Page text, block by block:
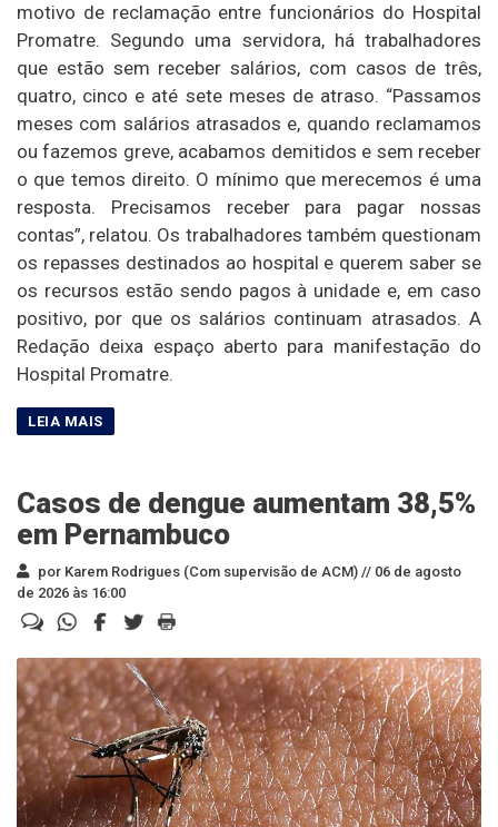
motivo de reclamação entre funcionários do Hospital
Promatre. Segundo uma servidora, há trabalhadores
que estão sem receber salários, com casos de três,
quatro, cinco e até sete meses de atraso. “Passamos
meses com salários atrasados e, quando reclamamos
ou fazemos greve, acabamos demitidos e sem receber
o que temos direito. O mínimo que merecemos é uma
resposta. Precisamos receber para pagar nossas
contas”, relatou. Os trabalhadores também questionam
os repasses destinados ao hospital e querem saber se
os recursos estão sendo pagos à unidade e, em caso
positivo, por que os salários continuam atrasados. A
Redação deixa espaço aberto para manifestação do
Hospital Promatre.
Casos de dengue aumentam 38,5%
em Pernambuco
por Karem Rodrigues (Com supervisão de ACM) // 06 de agosto
de 2026 às 16:00